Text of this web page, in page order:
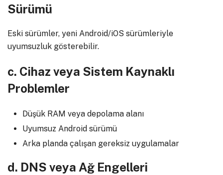
Sürümü
Eski sürümler, yeni Android/iOS sürümleriyle
uyumsuzluk gösterebilir.
c. Cihaz veya Sistem Kaynaklı
Problemler
Düşük RAM veya depolama alanı
Uyumsuz Android sürümü
Arka planda çalışan gereksiz uygulamalar
d. DNS veya Ağ Engelleri